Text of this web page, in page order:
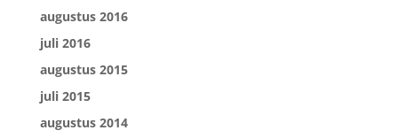
augustus 2016
juli 2016
augustus 2015
juli 2015
augustus 2014